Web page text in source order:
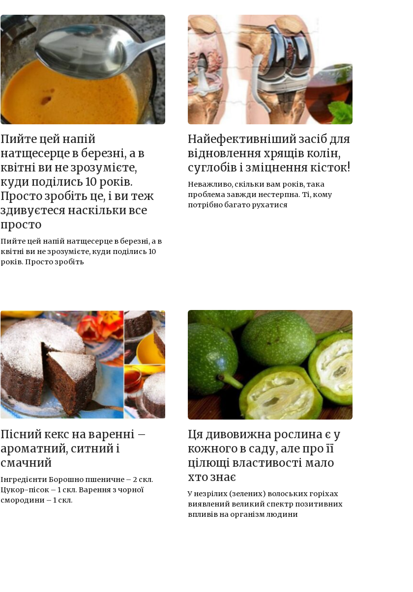
Пийте цей напій
натщесеpце в березні, а в
квітні ви не зрозумієте,
куди поділись 10 років.
Просто зробіть це, і ви теж
здивуєтеся наскільки все
просто
Пийте цей напій натщесерце в березні, а в
квітні ви не зрозумієте, куди поділись 10
років. Просто зробіть
Найефективніший засіб для
відновлення хрящів колін,
суглобів і зміцнення кісток!
Неважливо, скільки вам років, така
проблема завжди нестерпна. Ті, кому
потрібно багато рухатися
Пісний кекс на варенні –
ароматний, ситний і
смачний
Інгредієнти Борошно пшеничне – 2 скл.
Цукор-пісок – 1 скл. Варення з чорної
смородини – 1 скл.
Ця дивовижна рослина є у
кожного в саду, але про її
цілющі властивості мало
хто знає
У незрілих (зелених) волоських горіхах
виявлений великий спектр позитивних
впливів на організм людини